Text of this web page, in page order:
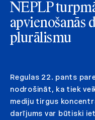
NEPLP
apvienošanās
plurālismu
Regulas 22. pants
nodrošināt, ka tiek
mediju tirgus
darījums var būtiski